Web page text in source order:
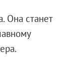
Она станет